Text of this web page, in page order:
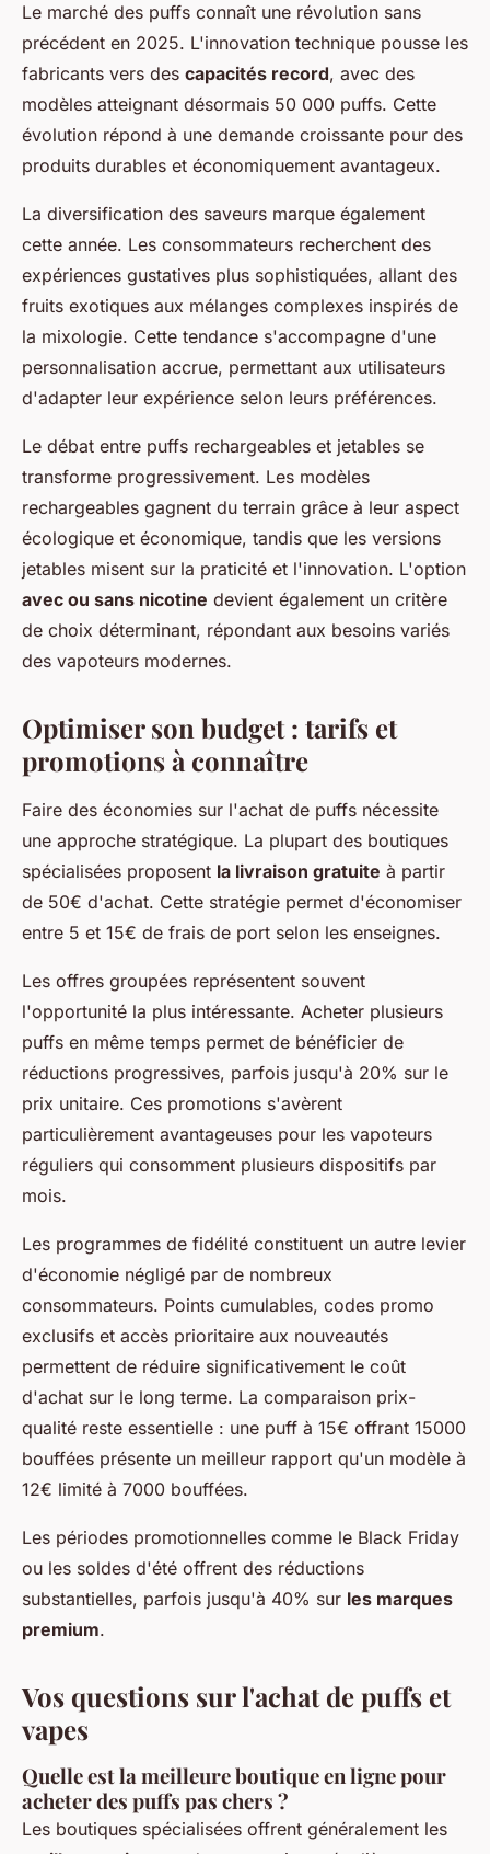
Le marché des puffs connaît une révolution sans
précédent en 2025. L'innovation technique pousse les
fabricants vers des capacités record, avec des
modèles atteignant désormais 50 000 puffs. Cette
évolution répond à une demande croissante pour des
produits durables et économiquement avantageux.
La diversification des saveurs marque également
cette année. Les consommateurs recherchent des
expériences gustatives plus sophistiquées, allant des
fruits exotiques aux mélanges complexes inspirés de
la mixologie. Cette tendance s'accompagne d'une
personnalisation accrue, permettant aux utilisateurs
d'adapter leur expérience selon leurs préférences.
Le débat entre puffs rechargeables et jetables se
transforme progressivement. Les modèles
rechargeables gagnent du terrain grâce à leur aspect
écologique et économique, tandis que les versions
jetables misent sur la praticité et l'innovation. L'option
avec ou sans nicotine devient également un critère
de choix déterminant, répondant aux besoins variés
des vapoteurs modernes.
Optimiser son budget : tarifs et
promotions à connaître
Faire des économies sur l'achat de puffs nécessite
une approche stratégique. La plupart des boutiques
spécialisées proposent la livraison gratuite à partir
de 50€ d'achat. Cette stratégie permet d'économiser
entre 5 et 15€ de frais de port selon les enseignes.
Les offres groupées représentent souvent
l'opportunité la plus intéressante. Acheter plusieurs
puffs en même temps permet de bénéficier de
réductions progressives, parfois jusqu'à 20% sur le
prix unitaire. Ces promotions s'avèrent
particulièrement avantageuses pour les vapoteurs
réguliers qui consomment plusieurs dispositifs par
mois.
Les programmes de fidélité constituent un autre levier
d'économie négligé par de nombreux
consommateurs. Points cumulables, codes promo
exclusifs et accès prioritaire aux nouveautés
permettent de réduire significativement le coût
d'achat sur le long terme. La comparaison prix-
qualité reste essentielle : une puff à 15€ offrant 15000
bouffées présente un meilleur rapport qu'un modèle à
12€ limité à 7000 bouffées.
Les périodes promotionnelles comme le Black Friday
ou les soldes d'été offrent des réductions
substantielles, parfois jusqu'à 40% sur les marques
premium.
Vos questions sur l'achat de puffs et
vapes
Quelle est la meilleure boutique en ligne pour
acheter des puffs pas chers ?
Les boutiques spécialisées offrent généralement les